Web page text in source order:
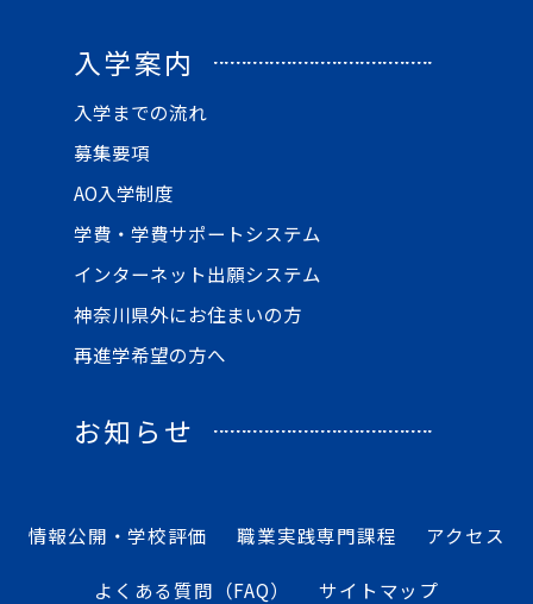
入学案内
入学までの流れ
募集要項
AO入学制度
学費・学費サポートシステム
インターネット出願システム
神奈川県外にお住まいの方
再進学希望の方へ
お知らせ
情報公開・学校評価 職業実践専門課程 アクセス
よくある質問（FAQ） サイトマップ